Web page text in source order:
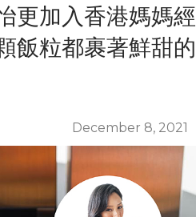
更加入香港媽媽經
飯粒都裹著鮮甜的
December 8, 2021